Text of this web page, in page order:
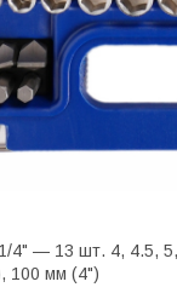
1/4" — 13 шт. 4, 4.5,
100 мм (4")